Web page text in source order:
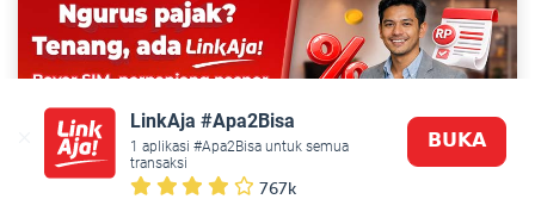
LinkAja #Apa2Bisa
1 aplikasi #Apa2Bisa untuk semua
transaksi
767k
𝗕𝗨𝗞𝗔